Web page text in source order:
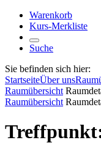
Warenkorb
Kurs-Merkliste
Suche
Sie befinden sich hier:
StartseiteÜber uns
Raumübersicht
Raumübersicht